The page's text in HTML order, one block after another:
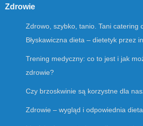
Zdrowie
Zdrowo, szybko, tanio. Tani catering
Błyskawiczna dieta – dietetyk przez
Trening medyczny: co to jest i jak
zdrowie?
Czy brzoskwinie są korzystne dla
Zdrowie – wygląd i odpowiednia dieta